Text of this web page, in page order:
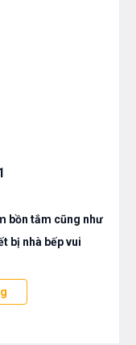
bồn tắm cũng như
bị nhà bếp vui
hệ thống của Bếp